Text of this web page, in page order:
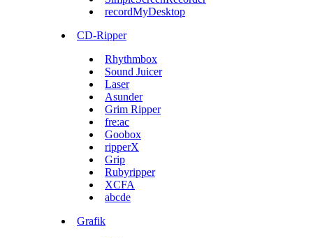
recordMyDesktop
CD-Ripper
Rhythmbox
Sound Juicer
Laser
Asunder
Grim Ripper
fre:ac
Goobox
ripperX
Grip
Rubyripper
XCFA
abcde
Grafik